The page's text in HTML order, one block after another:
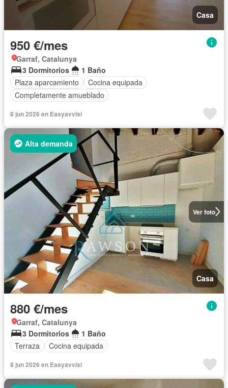
Casa
950 €/mes
Garraf, Catalunya
3 Dormitorios
1 Baño
Plaza aparcamiento
Cocina equipada
Completamente amueblado
8 jun 2026 en Easyavvisi
Ver foto
Alta demanda
Casa
880 €/mes
Garraf, Catalunya
3 Dormitorios
1 Baño
Terraza
Cocina equipada
8 jun 2026 en Easyavvisi